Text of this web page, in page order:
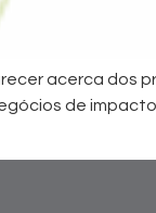
acerca dos
de